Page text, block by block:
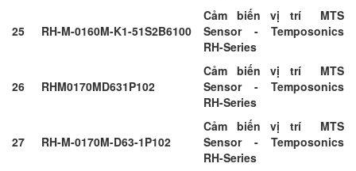
25 RH-M-0160M-K1-51S2B6100
Cảm biến vị trí MTS
Sensor - Temposonics
RH-Series
26 RHM0170MD631P102
Cảm biến vị trí MTS
Sensor - Temposonics
RH-Series
27 RH-M-0170M-D63-1P102
Cảm biến vị trí MTS
Sensor - Temposonics
RH-Series